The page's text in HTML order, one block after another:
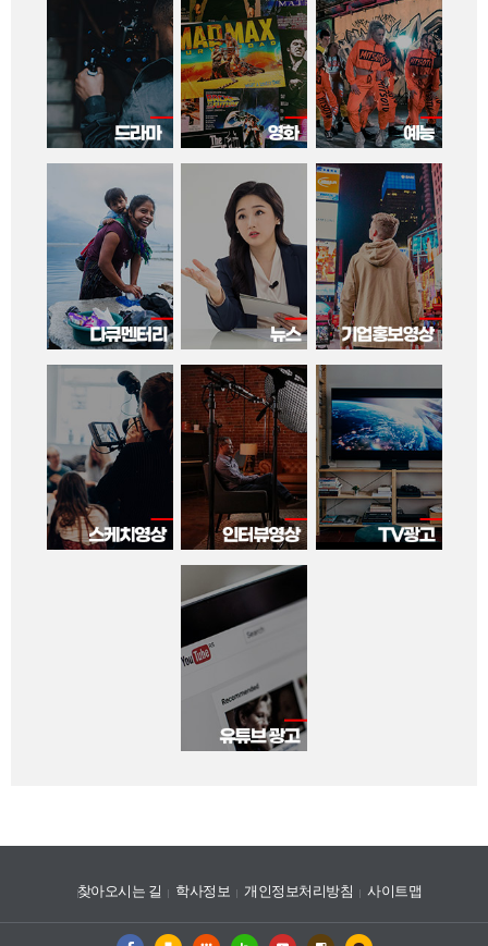
찾아오시는 길 학사정보 개인정보처리방침 사이트맵